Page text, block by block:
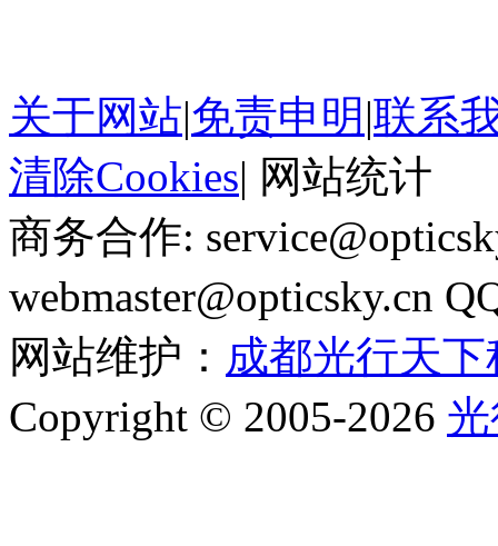
关于网站|免责申明 |联系
清除Cookies| 网站统计
商务合作:
webmaster@opticsky.cn
网站维护： 成都光行天
Copyright © 2005-2026